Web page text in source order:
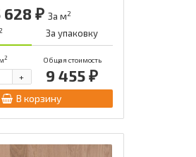
628 ₽ За м2
2 За упаковку
2 Общая стоимость
9 455 ₽
+
В корзину